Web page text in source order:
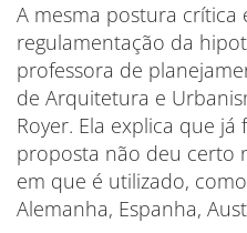
A mesma postura crítica
regulamentação da
professora de
de Arquitetura e
Royer. Ela explica que
proposta não deu certo
em que é utilizado,
Alemanha, Espanha,